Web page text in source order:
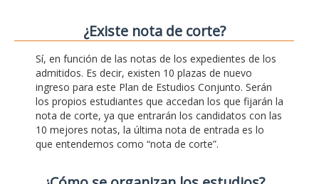
¿Existe nota de corte?
Sí, en función de las notas de los expedientes de los
admitidos. Es decir, existen 10 plazas de nuevo
ingreso para este Plan de Estudios Conjunto. Serán
los propios estudiantes que accedan los que fijarán la
nota de corte, ya que entrarán los candidatos con las
10 mejores notas, la última nota de entrada es lo
que entendemos como “nota de corte”.